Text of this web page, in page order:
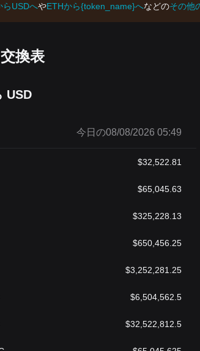
らUSDへやETHから{token_name}へなどのその他
換表
USD
今日の08/08/2026 05:49
$32,522.81
$65,045.63
$325,228.13
$650,456.25
$3,252,281.25
$6,504,562.5
$32,522,812.5